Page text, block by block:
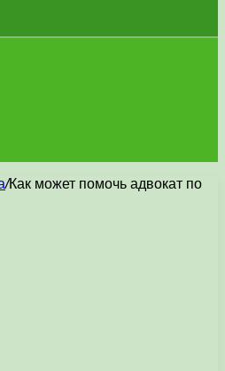
/Как может помочь адвокат по